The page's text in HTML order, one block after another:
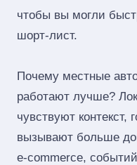
чтобы вы могли
шорт‑лист.
Почему местные
работают лучше?
чувствуют контекст,
вызывают больше
e‑commerce,